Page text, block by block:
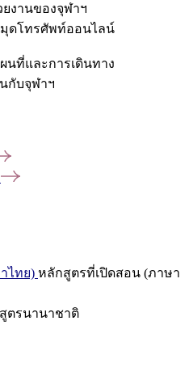
งานของจุฬาฯ
ดโทรศัพท์ออนไลน์
นที่และการเดินทาง
กับจุฬาฯ
ไทย) หลักสูตรที่เปิดสอน (ภาษา
ตรนานาชาติ